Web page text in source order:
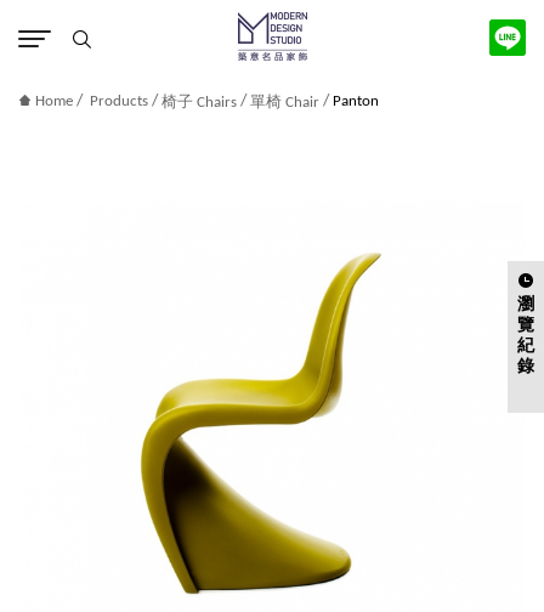
瀏
覽
紀
錄
Home/ Products/ 椅子 Chairs/ 單椅 Chair/ Panton
版權宣告